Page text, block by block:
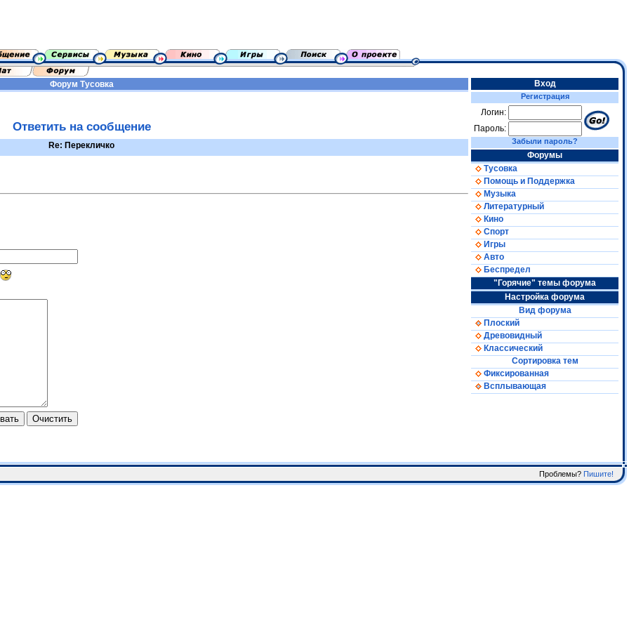
Форум Тусовка
Ответить на сообщение
Re: Перекличко
Вход
Регистрация
Логин:
Пароль:
Забыли пароль?
Форумы
Тусовка
Помощь и Поддержка
Музыка
Литературный
Кино
Спорт
Игры
Авто
Беспредел
"Горячие" темы форума
Настройка форума
Вид форума
Плоский
Древовидный
Классический
Сортировка тем
Фиксированная
Всплывающая
Проблемы? Пишите!